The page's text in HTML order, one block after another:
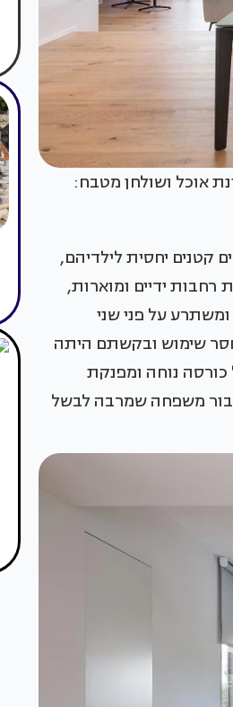
אוכל ושולחן מטבח:
קטנים יחסית לילדיהם,
ידיים ומוארות,
על פני שני
שימוש ובקשתם היתה
נוחה ומפנקת
משפחה שמרבה לבשל